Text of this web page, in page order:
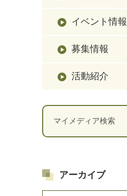
イベント情報
募集情報
活動紹介
アーカイブ